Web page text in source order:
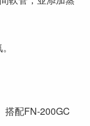
搭配FN-200GC